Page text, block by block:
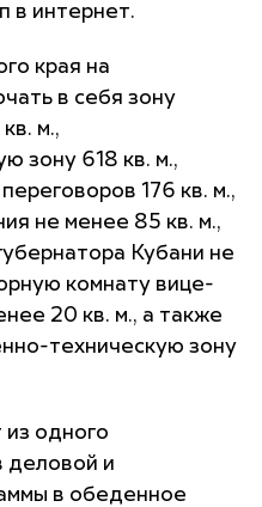
в интернет.
края на
в себя зону
м.,
зону 618 кв. м.,
176 кв. м.,
не менее 85 кв. м.,
Кубани не
комнату вице-
20 кв. м., а также
техническую зону
из одного
деловой и
в обеденное